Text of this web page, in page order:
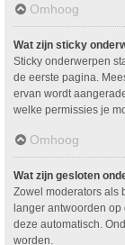
Omhoog
Wat zijn sticky
Sticky onderwerpen
de eerste pagina.
ervan wordt
welke permissies je
Omhoog
Wat zijn gesloten
Zowel moderators als
langer antwoorden
deze automatisch.
worden.